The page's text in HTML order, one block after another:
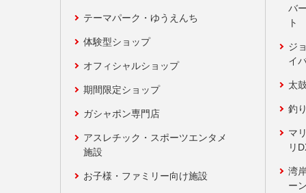
テーマパーク・ゆうえんち
体験型ショップ
オフィシャルショップ
期間限定ショップ
ガシャポン専門店
アスレチック・スポーツエンタメ
施設
お子様・ファミリー向け施設
バ
ト
ジ
イ
太
釣
マ
リ
湾
ー